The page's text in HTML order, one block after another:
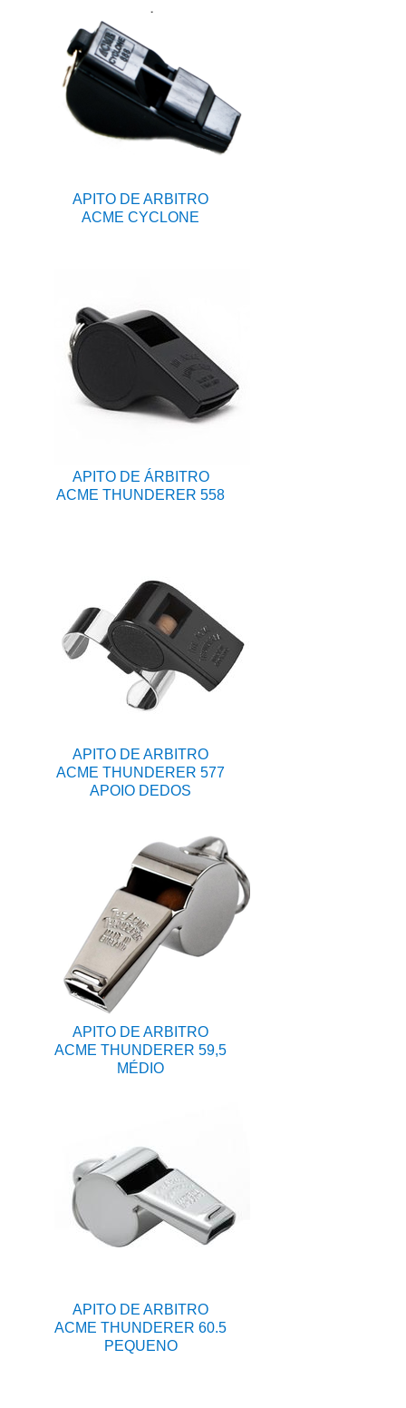
APITO DE ARBITRO
ACME CYCLONE
APITO DE ÁRBITRO
ACME THUNDERER 558
APITO DE ARBITRO
ACME THUNDERER 577
APOIO DEDOS
APITO DE ARBITRO
ACME THUNDERER 59,5
MÉDIO
APITO DE ARBITRO
ACME THUNDERER 60.5
PEQUENO